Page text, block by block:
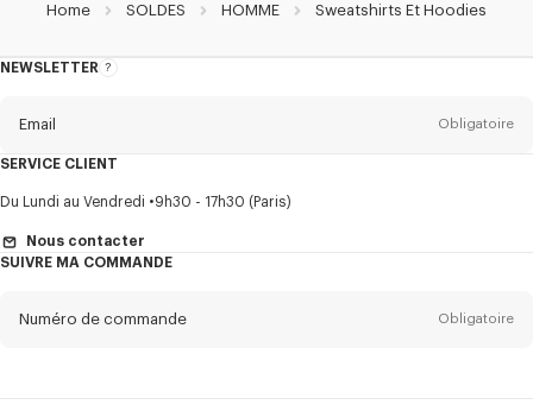
Home SOLDES HOMME Sweatshirts Et Hoodies
NEWSLETTER
A
Email Obligatoire
Titre Obligatoire
Prénom*
SERVICE CLIENT
Du Lundi au Vendredi 9h30 - 17h30 (Paris)
Nous contacter
SUIVRE MA COMMANDE
Numéro de commande Obligatoire